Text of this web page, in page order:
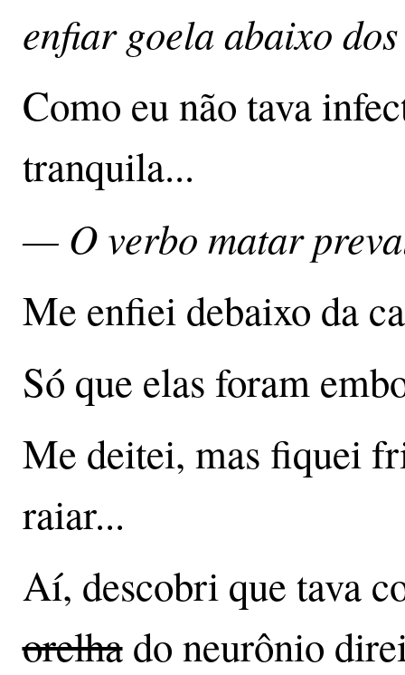
enfiar goela abaixo
Como eu não tava
tranquila...
— O verbo matar
Me enfiei debaixo da
Só que elas foram
Me deitei, mas fiquei
raiar...
Aí, descobri que tava
orelhado neurônio